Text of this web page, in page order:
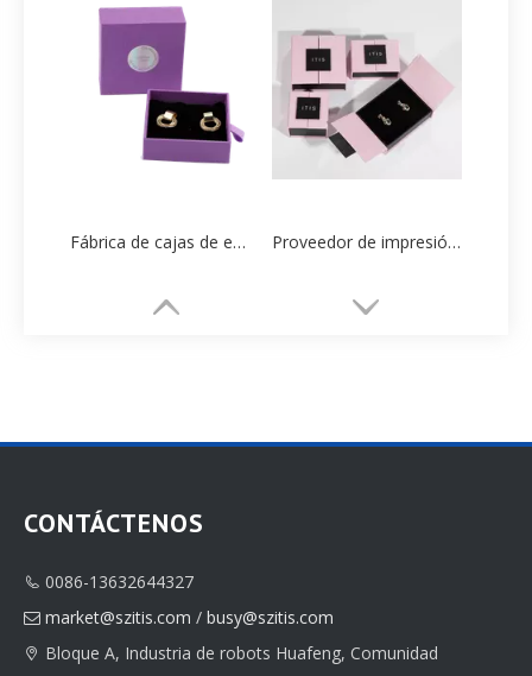
Fábrica de cajas de embalaje de papel de collar personalizado de alta gama de China Proveedor de impresión de embalaje de papel de joyero personalizado clásico
CONTÁCTENOS
 0086-13632644327
 market@szitis.com / busy@szitis.com
 Bloque A, Industria de robots Huafeng, Comunidad